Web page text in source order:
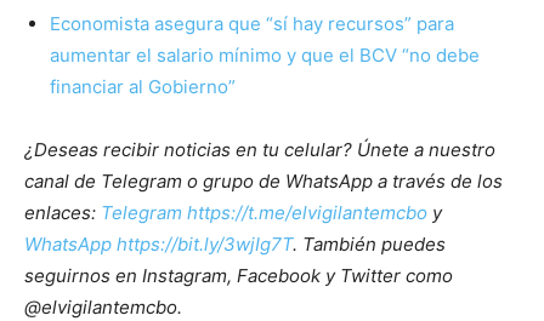
Economista asegura que “sí hay recursos” para
aumentar el salario mínimo y que el BCV “no debe
financiar al Gobierno”
¿Deseas recibir noticias en tu celular? Únete a nuestro
canal de Telegram o grupo de WhatsApp a través de los
enlaces: Telegram https://t.me/elvigilantemcbo y
WhatsApp https://bit.ly/3wjIg7T. También puedes
seguirnos en Instagram, Facebook y Twitter como
@elvigilantemcbo.